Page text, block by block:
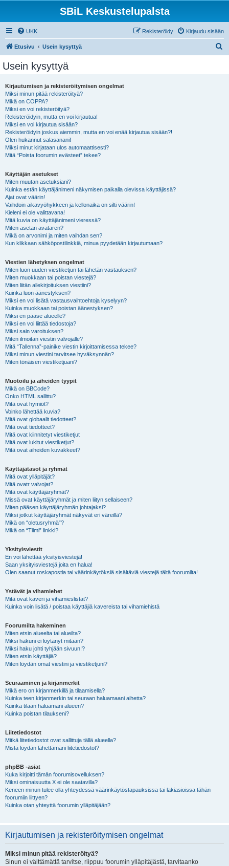
SBiL Keskustelupalsta
UKK Kirjaudu sisään
Rekisteröidy
Etusivu Usein kysyttyä
Usein kysyttyä
Kirjautumisen ja rekisteröitymisen ongelmat
Miksi minun pitää rekisteröityä?
Mikä on COPPA?
Miksi en voi rekisteröityä?
Rekisteröidyin, mutta en voi kirjautua!
Miksi en voi kirjautua sisään?
Rekisteröidyin joskus aiemmin, mutta en voi enää kirjautua sisään?!
Olen hukannut salasanani!
Miksi minut kirjataan ulos automaattisesti?
Mitä “Poista foorumin evästeet” tekee?
Käyttäjän asetukset
Miten muutan asetuksiani?
Kuinka estän käyttäjänimeni näkymisen paikalla olevissa käyttäjissä?
Ajat ovat väärin!
Vaihdoin aikavyöhykkeen ja kellonaika on silti väärin!
Kieleni ei ole valittavana!
Mitä kuvia on käyttäjänimeni vieressä?
Miten asetan avataren?
Mikä on arvonimi ja miten vaihdan sen?
Kun klikkaan sähköpostilinkkiä, minua pyydetään kirjautumaan?
Viestien lähetyksen ongelmat
Miten luon uuden viestiketjun tai lähetän vastauksen?
Miten muokkaan tai poistan viestejä?
Miten liitän allekirjoituksen viestiini?
Kuinka luon äänestyksen?
Miksi en voi lisätä vastausvaihtoehtoja kyselyyn?
Kuinka muokkaan tai poistan äänestyksen?
Miksi en pääse alueelle?
Miksi en voi liittää tiedostoja?
Miksi sain varoituksen?
Miten ilmoitan viestin valvojalle?
Mitä “Tallenna”-painike viestin kirjoittamisessa tekee?
Miksi minun viestini tarvitsee hyväksynnän?
Miten tönäisen viestiketjuani?
Muotoilu ja aiheiden tyypit
Mikä on BBCode?
Onko HTML sallittu?
Mitä ovat hymiöt?
Voinko lähettää kuvia?
Mitä ovat globaalit tiedotteet?
Mitä ovat tiedotteet?
Mitä ovat kiinnitetyt viestiketjut
Mitä ovat lukitut viestiketjut?
Mitä ovat aiheiden kuvakkeet?
Käyttäjätasot ja ryhmät
Mitä ovat ylläpitäjät?
Mitä ovatr valvojat?
Mitä ovat käyttäjäryhmät?
Missä ovat käyttäjäryhmät ja miten liityn sellaiseen?
Miten pääsen käyttäjäryhmän johtajaksi?
Miksi jotkut käyttäjäryhmät näkyvät eri väreillä?
Mikä on “oletusryhmä”?
Mikä on “Tiimi” linkki?
Yksityisviestit
En voi lähettää yksityisviestejä!
Saan yksityisviestejä joita en halua!
Olen saanut roskapostia tai väärinkäytöksiä sisältäviä viestejä tältä foorumilta!
Ystävät ja vihamiehet
Mitä ovat kaveri ja vihamieslistat?
Kuinka voin lisätä / poistaa käyttäjiä kavereista tai vihamiehistä
Foorumilta hakeminen
Miten etsin alueelta tai alueilta?
Miksi hakuni ei löytänyt mitään?
Miksi haku johti tyhjään sivuun!?
Miten etsin käyttäjiä?
Miten löydän omat viestini ja viestiketjuni?
Seuraaminen ja kirjanmerkit
Mikä ero on kirjanmerkillä ja tilaamisella?
Kuinka teen kirjanmerkin tai seuraan haluamaani aihetta?
Kuinka tilaan haluamani alueen?
Kuinka poistan tilaukseni?
Liitetiedostot
Mitkä liitetiedostot ovat sallittuja tällä alueella?
Mistä löydän lähettämäni liitetiedostot?
phpBB -asiat
Kuka kirjoitti tämän foorumisovelluksen?
Miksi ominaisuutta X ei ole saatavilla?
Keneen minun tulee olla yhteydessä väärinkäytöstapauksissa tai lakiasioissa tähän
foorumiin liittyen?
Kuinka otan yhteyttä foorumin ylläpitäjään?
Kirjautumisen ja rekisteröitymisen ongelmat
Miksi minun pitää rekisteröityä?
Sinun ei välttämättä tarvitse, riippuu foorumin ylläpitäjästä, tarvitaanko